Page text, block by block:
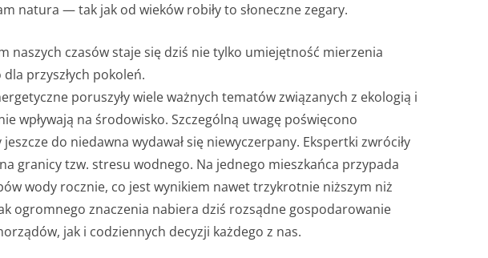
natura — tak jak od wieków robiły to słoneczne zegary.
naszych czasów staje się dziś nie tylko umiejętność mierzenia
przyszłych pokoleń.
poruszyły wiele ważnych tematów związanych z ekologią i
wpływają na środowisko. Szczególną uwagę poświęcono
do niedawna wydawał się niewyczerpany. Ekspertki zwróciły
granicy tzw. stresu wodnego. Na jednego mieszkańca przypada
wody rocznie, co jest wynikiem nawet trzykrotnie niższym niż
ogromnego znaczenia nabiera dziś rozsądne gospodarowanie
jak i codziennych decyzji każdego z nas.